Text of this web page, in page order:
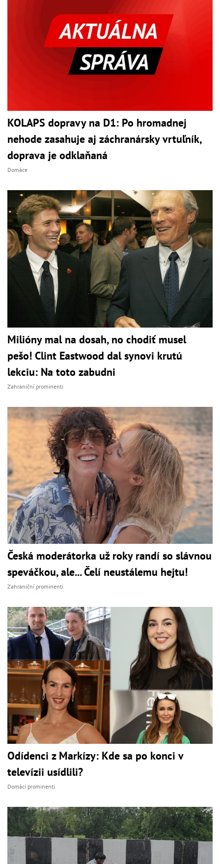
KOLAPS dopravy na D1: Po hromadnej
nehode zasahuje aj záchranársky vrtuľník,
doprava je odklaňaná
Domáce
Milióny mal na dosah, no chodiť musel
pešo! Clint Eastwood dal synovi krutú
lekciu: Na toto zabudni
Zahraniční prominenti
Česká moderátorka už roky randí so slávnou
speváčkou, ale... Čelí neustálemu hejtu!
Zahraniční prominenti
Odídenci z Markízy: Kde sa po konci v
televízii usídlili?
Domáci prominenti